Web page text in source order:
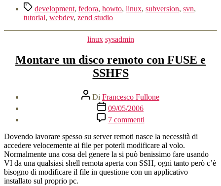
Studio
con
ed
Tag development, fedora, howto, linux, subversion, svn,
tutorial, webdev, zend studio
Categorie
linux sysadmin
Montare un disco remoto con FUSE e
SSHFS
Autore
articolo
Di Francesco Fullone
Data
dell'articolo
09/05/2006
7 commentisu
Montare
un
disco
remoto
con
FUSE
Dovendo lavorare spesso su server remoti nasce la necessità di
accedere velocemente ai file per poterli modificare al volo.
Normalmente una cosa del genere la si può benissimo fare usando
VI da una qualsiasi shell remota aperta con SSH, ogni tanto però c’è
bisogno di modificare il file in questione con un applicativo
installato sul proprio pc.